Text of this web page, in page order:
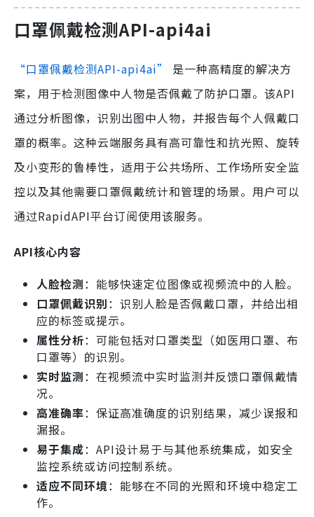
口罩佩戴检测API-api4ai
“口罩佩戴检测API-api4ai”
是一种高精度的解决方
案，用于检测图像中人物是否佩戴了防护口罩。该API
通过分析图像，识别出图中人物，并报告每个人佩戴口
罩的概率。这种云端服务具有高可靠性和抗光照、旋转
及小变形的鲁棒性，适用于公共场所、工作场所安全监
控以及其他需要口罩佩戴统计和管理的场景。用户可以
通过RapidAPI平台订阅使用该服务。
API核心内容
人脸检测：能够快速定位图像或视频流中的人脸。
口罩佩戴识别：识别人脸是否佩戴口罩，并给出相
应的标签或提示。
属性分析：可能包括对口罩类型（如医用口罩、布
口罩等）的识别。
实时监测：在视频流中实时监测并反馈口罩佩戴情
况。
高准确率：保证高准确度的识别结果，减少误报和
漏报。
易于集成：API设计易于与其他系统集成，如安全
监控系统或访问控制系统。
适应不同环境：能够在不同的光照和环境中稳定工
作。